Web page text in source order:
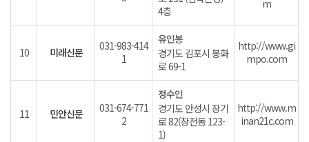
4층
m
10 미래신문
031-983-414
1
유인봉
경기도 김포시 봉화
로 69-1
http://www.gi
mpo.com
11 민안신문
031-674-771
2
정수인
경기도 안성시 장기
로 82(창전동 123-
1)
http://www.m
inan21c.com